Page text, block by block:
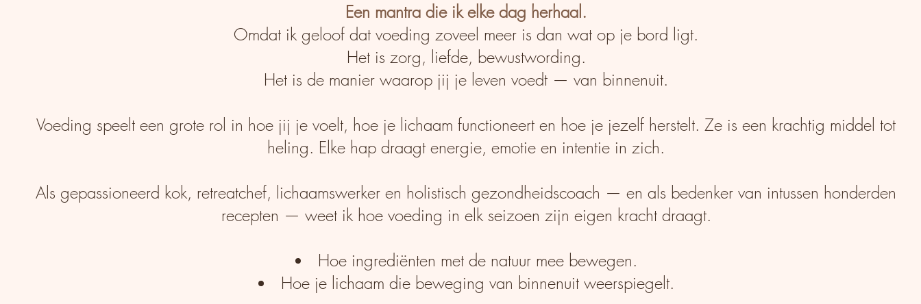
Een mantra die ik elke dag herhaal.
Omdat ik geloof dat voeding zoveel meer is dan wat op je bord ligt.
Het is zorg, liefde, bewustwording.
Het is de manier waarop jij je leven voedt — van binnenuit.
Voeding speelt een grote rol in hoe jij je voelt, hoe je lichaam functioneert en hoe je jezelf herstelt. Ze is een krachtig middel tot
heling. Elke hap draagt energie, emotie en intentie in zich.
Als gepassioneerd kok, retreatchef, lichaamswerker en holistisch gezondheidscoach — en als bedenker van intussen honderden
recepten — weet ik hoe voeding in elk seizoen zijn eigen kracht draagt.
Hoe ingrediënten met de natuur mee bewegen.
Hoe je lichaam die beweging van binnenuit weerspiegelt.